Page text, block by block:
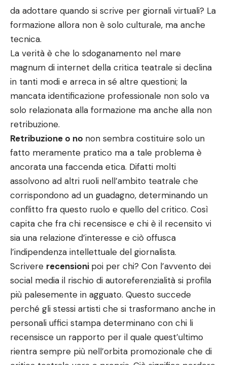
da adottare quando si scrive per giornali virtuali? La
formazione allora non è solo culturale, ma anche
tecnica.
La verità è che lo sdoganamento nel mare
magnum di internet della critica teatrale si declina
in tanti modi e arreca in sé altre questioni; la
mancata identificazione professionale non solo va
solo relazionata alla formazione ma anche alla non
retribuzione.
Retribuzione o no non sembra costituire solo un
fatto meramente pratico ma a tale problema è
ancorata una faccenda etica. Difatti molti
assolvono ad altri ruoli nell’ambito teatrale che
corrispondono ad un guadagno, determinando un
conflitto fra questo ruolo e quello del critico. Così
capita che fra chi recensisce e chi è il recensito vi
sia una relazione d’interesse e ciò offusca
l’indipendenza intellettuale del giornalista.
Scrivere recensioni poi per chi? Con l’avvento dei
social media il rischio di autoreferenzialità si profila
più palesemente in agguato. Questo succede
perché gli stessi artisti che si trasformano anche in
personali uffici stampa determinano con chi li
recensisce un rapporto per il quale quest’ultimo
rientra sempre più nell’orbita promozionale che di